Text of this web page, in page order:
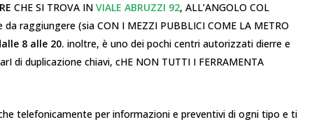
CHE SI TROVA IN VIALE ABRUZZI 92, ALL’ANGOLO COL
raggiungere (sia CON I MEZZI PUBBLICI COME LA METRO
8 alle 20. inoltre, è uno dei pochi centri autorizzati dierre e
di duplicazione chiavi, cHE NON TUTTI I FERRAMENTA
telefonicamente per informazioni e preventivi di ogni tipo e ti